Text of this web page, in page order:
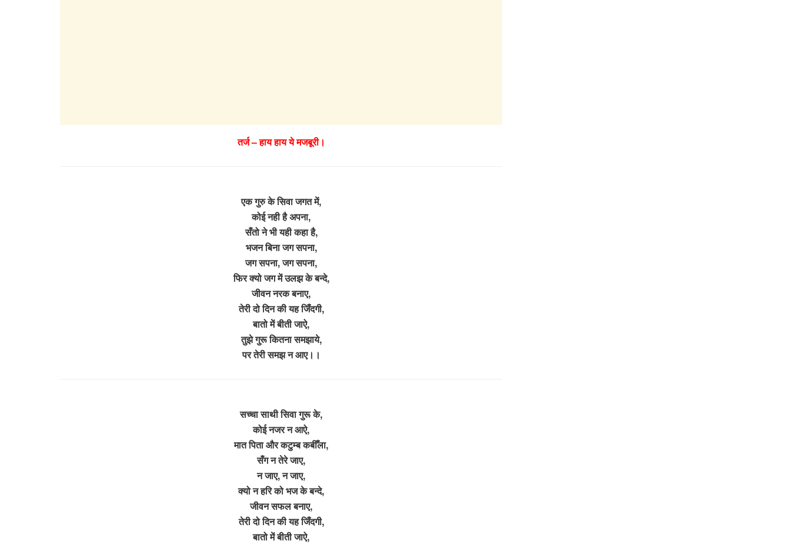
तर्ज – हाय हाय ये मजबूरी।
एक गुरु के सिवा जगत में,
कोई नही है अपना,
सँतो ने भी यही कहा है,
भजन बिना जग सपना,
जग सपना, जग सपना,
फिर क्यो जग में उलझ के बन्दे,
जीवन नरक बनाए,
तेरी दो दिन की यह जिँदगी,
बातो में बीती जाऐ,
तुझे गुरू कितना समझाये,
पर तेरी समझ न आए।।
सच्चा साथी सिवा गुरू के,
कोई नजर न आऐ,
मात पिता और कटुम्ब कबीँला,
सँग न तेरे जाए,
न जाए, न जाए,
क्यो न हरि को भज के बन्दे,
जीवन सफल बनाए,
तेरी दो दिन की यह जिँदगी,
बातो में बीती जाऐ,